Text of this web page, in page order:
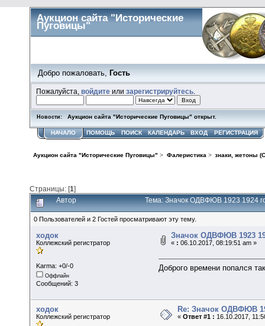
Аукцион сайта "Исторические
Пуговицы"
Добро пожаловать, Гость
Пожалуйста,войдите илизарегистрируйтесь
Новости: Аукцион сайта "Исторические Пуговицы" открыт.
НАЧАЛО ПОМОЩЬ ПОИСК КАЛЕНДАРЬ ВХОД РЕГИСТРАЦИЯ
Аукцион сайта "Исторические Пуговицы" > Фалеристика > знаки, жетоны
Страницы: [1]
Автор Тема: Значок ОДВФЮВ 1923 1924
0 Пользователей и 2 Гостей просматривают эту тему.
ходок
Коллежский регистратор
Karma: +0/-0
Оффлайн
Сообщений: 3
Значок ОДВФЮВ 1923
« : 06.10.2017, 08:19:51 am »
Доброго времени попался
ходок
Коллежский регистратор
Re: Значок ОДВФЮВ
«Ответ #1 : 16.10.2017,